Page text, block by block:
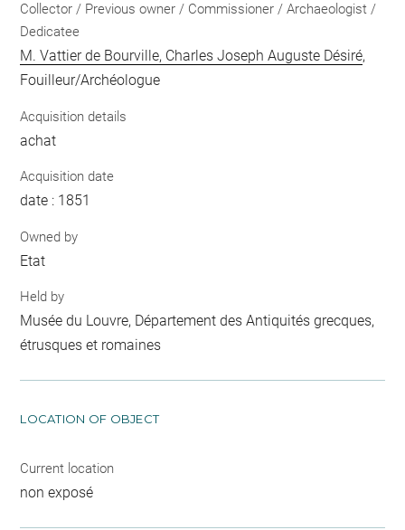
Collector / Previous owner / Commissioner / Archaeologist /
Dedicatee
M. Vattier de Bourville, Charles Joseph Auguste Désiré,
Fouilleur/Archéologue
Acquisition details
achat
Acquisition date
date : 1851
Owned by
Etat
Held by
Musée du Louvre, Département des Antiquités grecques,
étrusques et romaines
LOCATION OF OBJECT
Current location
non exposé